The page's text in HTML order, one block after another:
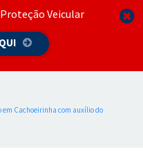
Veicular
em Cachoeirinha com auxílio do